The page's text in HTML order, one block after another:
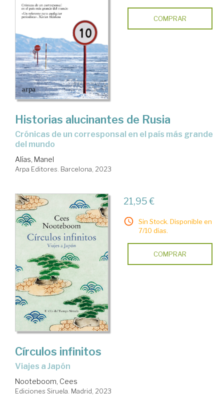
COMPRAR
Historias alucinantes de Rusia
crónicas de un corresponsal en el país más grande
del mundo
Alías, Manel
Arpa Editores. Barcelona, 2023
21,95 €
Sin Stock. Disponible en
7/10 días.
COMPRAR
Círculos infinitos
viajes a Japón
Nooteboom, Cees
Ediciones Siruela. Madrid, 2023